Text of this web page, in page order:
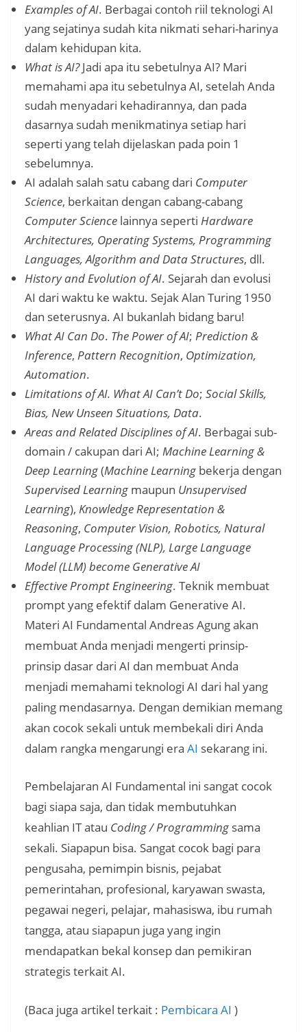
Examples of AI. Berbagai contoh riil teknologi AI
yang sejatinya sudah kita nikmati sehari-harinya
dalam kehidupan kita.
What is AI?Jadi apa itu sebetulnya AI? Mari
memahami apa itu sebetulnya AI, setelah Anda
sudah menyadari kehadirannya, dan pada
dasarnya sudah menikmatinya setiap hari
seperti yang telah dijelaskan pada poin 1
sebelumnya.
AI adalah salah satu cabang dari Computer
Science, berkaitan dengan cabang-cabang
Computer Science lainnya seperti Hardware
Architectures, Operating Systems, Programming
Languages, Algorithm and Data Structures, dll.
History and Evolution of AI. Sejarah dan evolusi
AI dari waktu ke waktu. Sejak Alan Turing 1950
dan seterusnya. AI bukanlah bidang baru!
What AI Can Do. The Power of AI; Prediction &
Inference, Pattern Recognition, Optimization,
Automation.
Limitations of AI. What AI Can’t Do; Social Skills,
Bias, New Unseen Situations, Data.
Areas and Related Disciplines of AI. Berbagai sub-
domain / cakupan dari AI; Machine Learning &
Deep Learning(Machine Learning bekerja dengan
Supervised Learning maupun Unsupervised
Learning), Knowledge Representation &
Reasoning, Computer Vision, Robotics, Natural
Language Processing (NLP), Large Language
Model (LLM) become Generative AI
Effective Prompt Engineering. Teknik membuat
prompt yang efektif dalam Generative AI.
Materi AI Fundamental Andreas Agung akan
membuat Anda menjadi mengerti prinsip-
prinsip dasar dari AI dan membuat Anda
menjadi memahami teknologi AI dari hal yang
paling mendasarnya. Dengan demikian memang
akan cocok sekali untuk membekali diri Anda
dalam rangka mengarungi era AI sekarang ini.
Pembelajaran AI Fundamental ini sangat cocok
bagi siapa saja, dan tidak membutuhkan
keahlian IT atau Coding / Programming sama
sekali. Siapapun bisa. Sangat cocok bagi para
pengusaha, pemimpin bisnis, pejabat
pemerintahan, profesional, karyawan swasta,
pegawai negeri, pelajar, mahasiswa, ibu rumah
tangga, atau siapapun juga yang ingin
mendapatkan bekal konsep dan pemikiran
strategis terkait AI.
(Baca juga artikel terkait : Pembicara AI )